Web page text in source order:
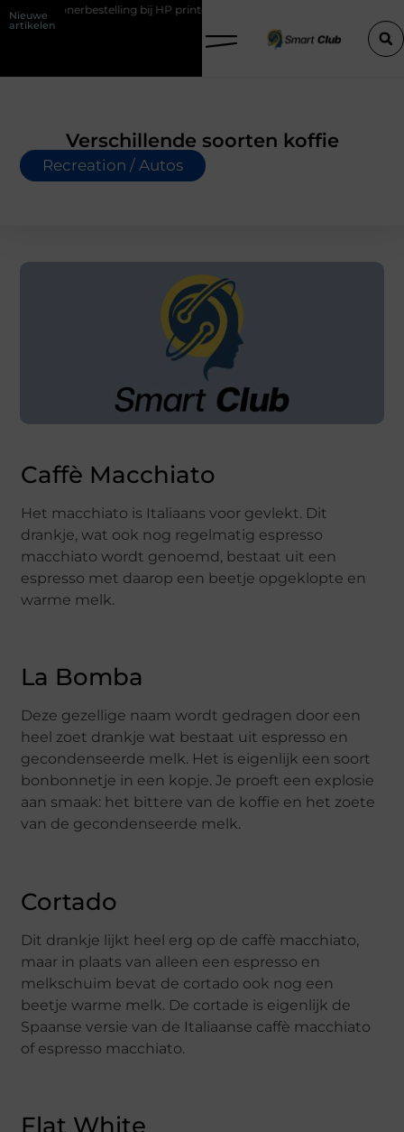
Nieuwe
artikelen
bij HP printers Onzichtbare sokken met maximaal
Verschillende soorten koffie
Recreation / Autos
Caffè Macchiato
Het macchiato is Italiaans voor gevlekt. Dit
drankje, wat ook nog regelmatig espresso
macchiato wordt genoemd, bestaat uit een
espresso met daarop een beetje opgeklopte en
warme melk.
La Bomba
Deze gezellige naam wordt gedragen door een
heel zoet drankje wat bestaat uit espresso en
gecondenseerde melk. Het is eigenlijk een soort
bonbonnetje in een kopje. Je proeft een explosie
aan smaak: het bittere van de koffie en het zoete
van de gecondenseerde melk.
Cortado
Dit drankje lijkt heel erg op de caffè macchiato,
maar in plaats van alleen een espresso en
melkschuim bevat de cortado ook nog een
beetje warme melk. De cortade is eigenlijk de
Spaanse versie van de Italiaanse caffè macchiato
of espresso macchiato.
Flat White